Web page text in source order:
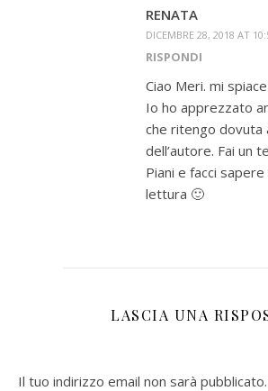
RENATA
DICEMBRE 28, 2018 AT
RISPONDI
Ciao Meri. mi
Io ho apprezzato
che ritengo dovuta
dell’autore. Fai un
Piani e facci
lettura 🙂
LASCIA UNA
Il tuo indirizzo email non sarà pubblicato.